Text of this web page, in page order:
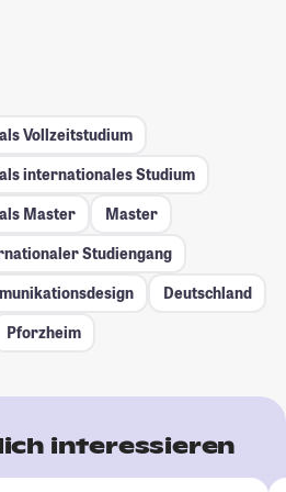
Vollzeitstudium
internationales Studium
Master
Master
Studiengang
Deutschland
Pforzheim
interessieren